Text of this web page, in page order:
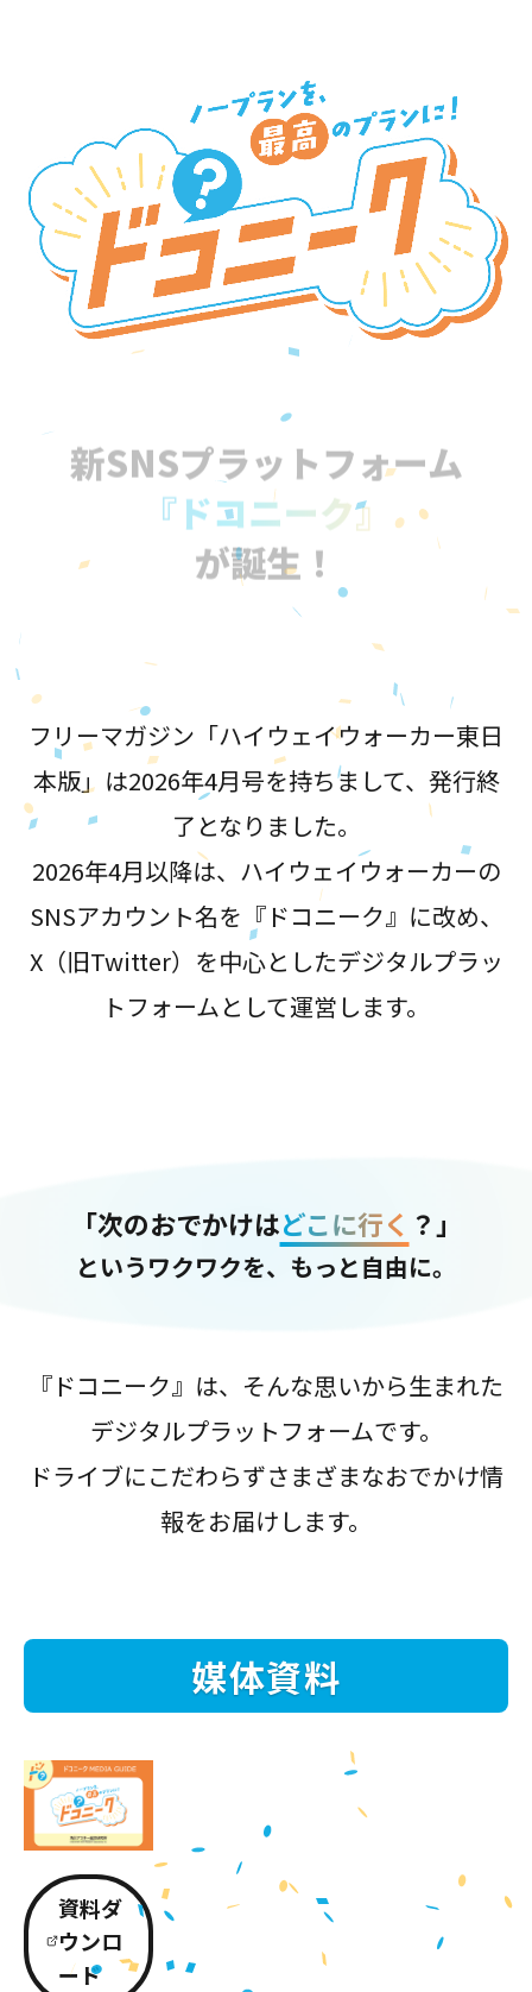
新SNSプラットフォーム
『ドコニーク』
が誕生！
フリーマガジン「ハイウェイウォーカー東日
本版」は2026年4月号を持ちまして、発行終
了となりました。
2026年4月以降は、ハイウェイウォーカーの
SNSアカウント名を『ドコニーク』に改め、
X（旧Twitter）を中心としたデジタルプラッ
トフォームとして運営します。
「次のおでかけはどこに行く ？」
というワクワクを、もっと自由に。
『ドコニーク』は、そんな思いから生まれた
デジタルプラットフォームです。
ドライブにこだわらずさまざまなおでかけ情
報をお届けします。
媒体資料
資料ダ
ウンロ
ード